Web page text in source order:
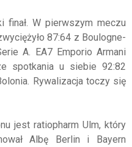
finał. W pierwszym meczu
87:64 z Boulogne-
A. EA7 Emporio Armani
spotkania u siebie 92:82
Rywalizacja toczy się
jest ratiopharm Ulm, który
Albę Berlin i Bayern